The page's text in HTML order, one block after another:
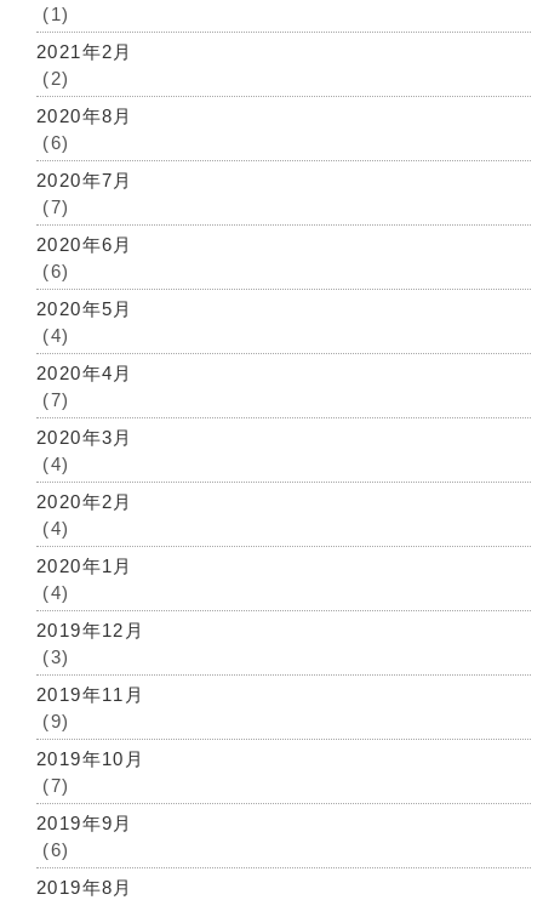
(1)
2021年2月
(2)
2020年8月
(6)
2020年7月
(7)
2020年6月
(6)
2020年5月
(4)
2020年4月
(7)
2020年3月
(4)
2020年2月
(4)
2020年1月
(4)
2019年12月
(3)
2019年11月
(9)
2019年10月
(7)
2019年9月
(6)
2019年8月